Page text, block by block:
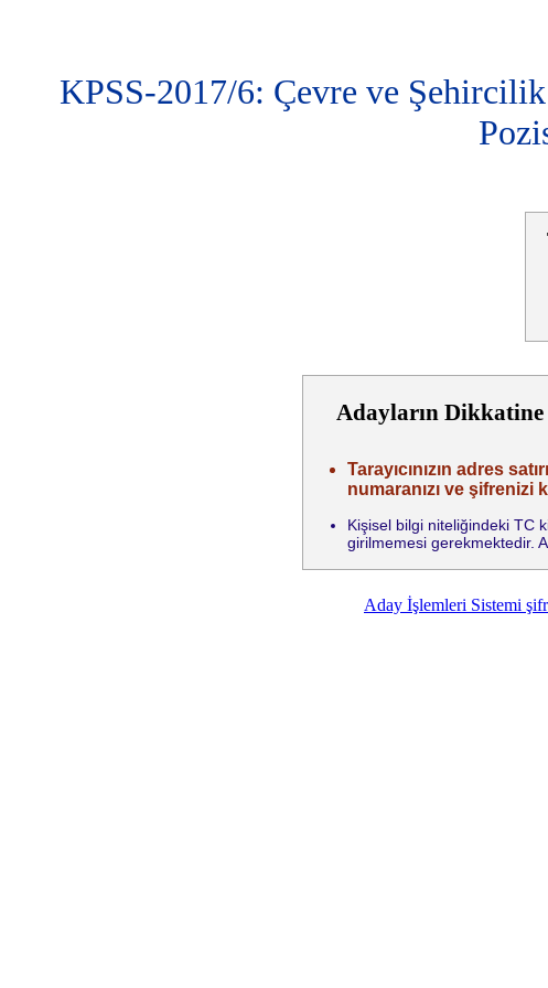
KPSS-2017/6: Çevre ve
Adayların Dikkatine
Tarayıcınızın adres satırı
numaranızı ve şifrenizi
Kişisel bilgi niteliğindeki TC
girilmemesi gerekmektedir.
Aday İşlemleri Sistemi